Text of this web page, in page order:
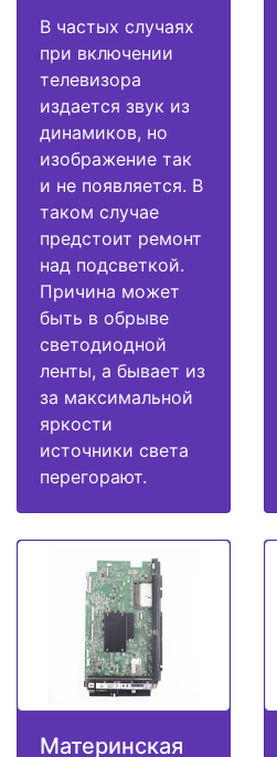
В частых случаях
при включении
телевизора
издается звук из
динамиков, но
изображение так
и не появляется. В
таком случае
предстоит ремонт
над подсветкой.
Причина может
быть в обрыве
светодиодной
ленты, а бывает из
за максимальной
яркости
источники света
перегорают.
Материнская